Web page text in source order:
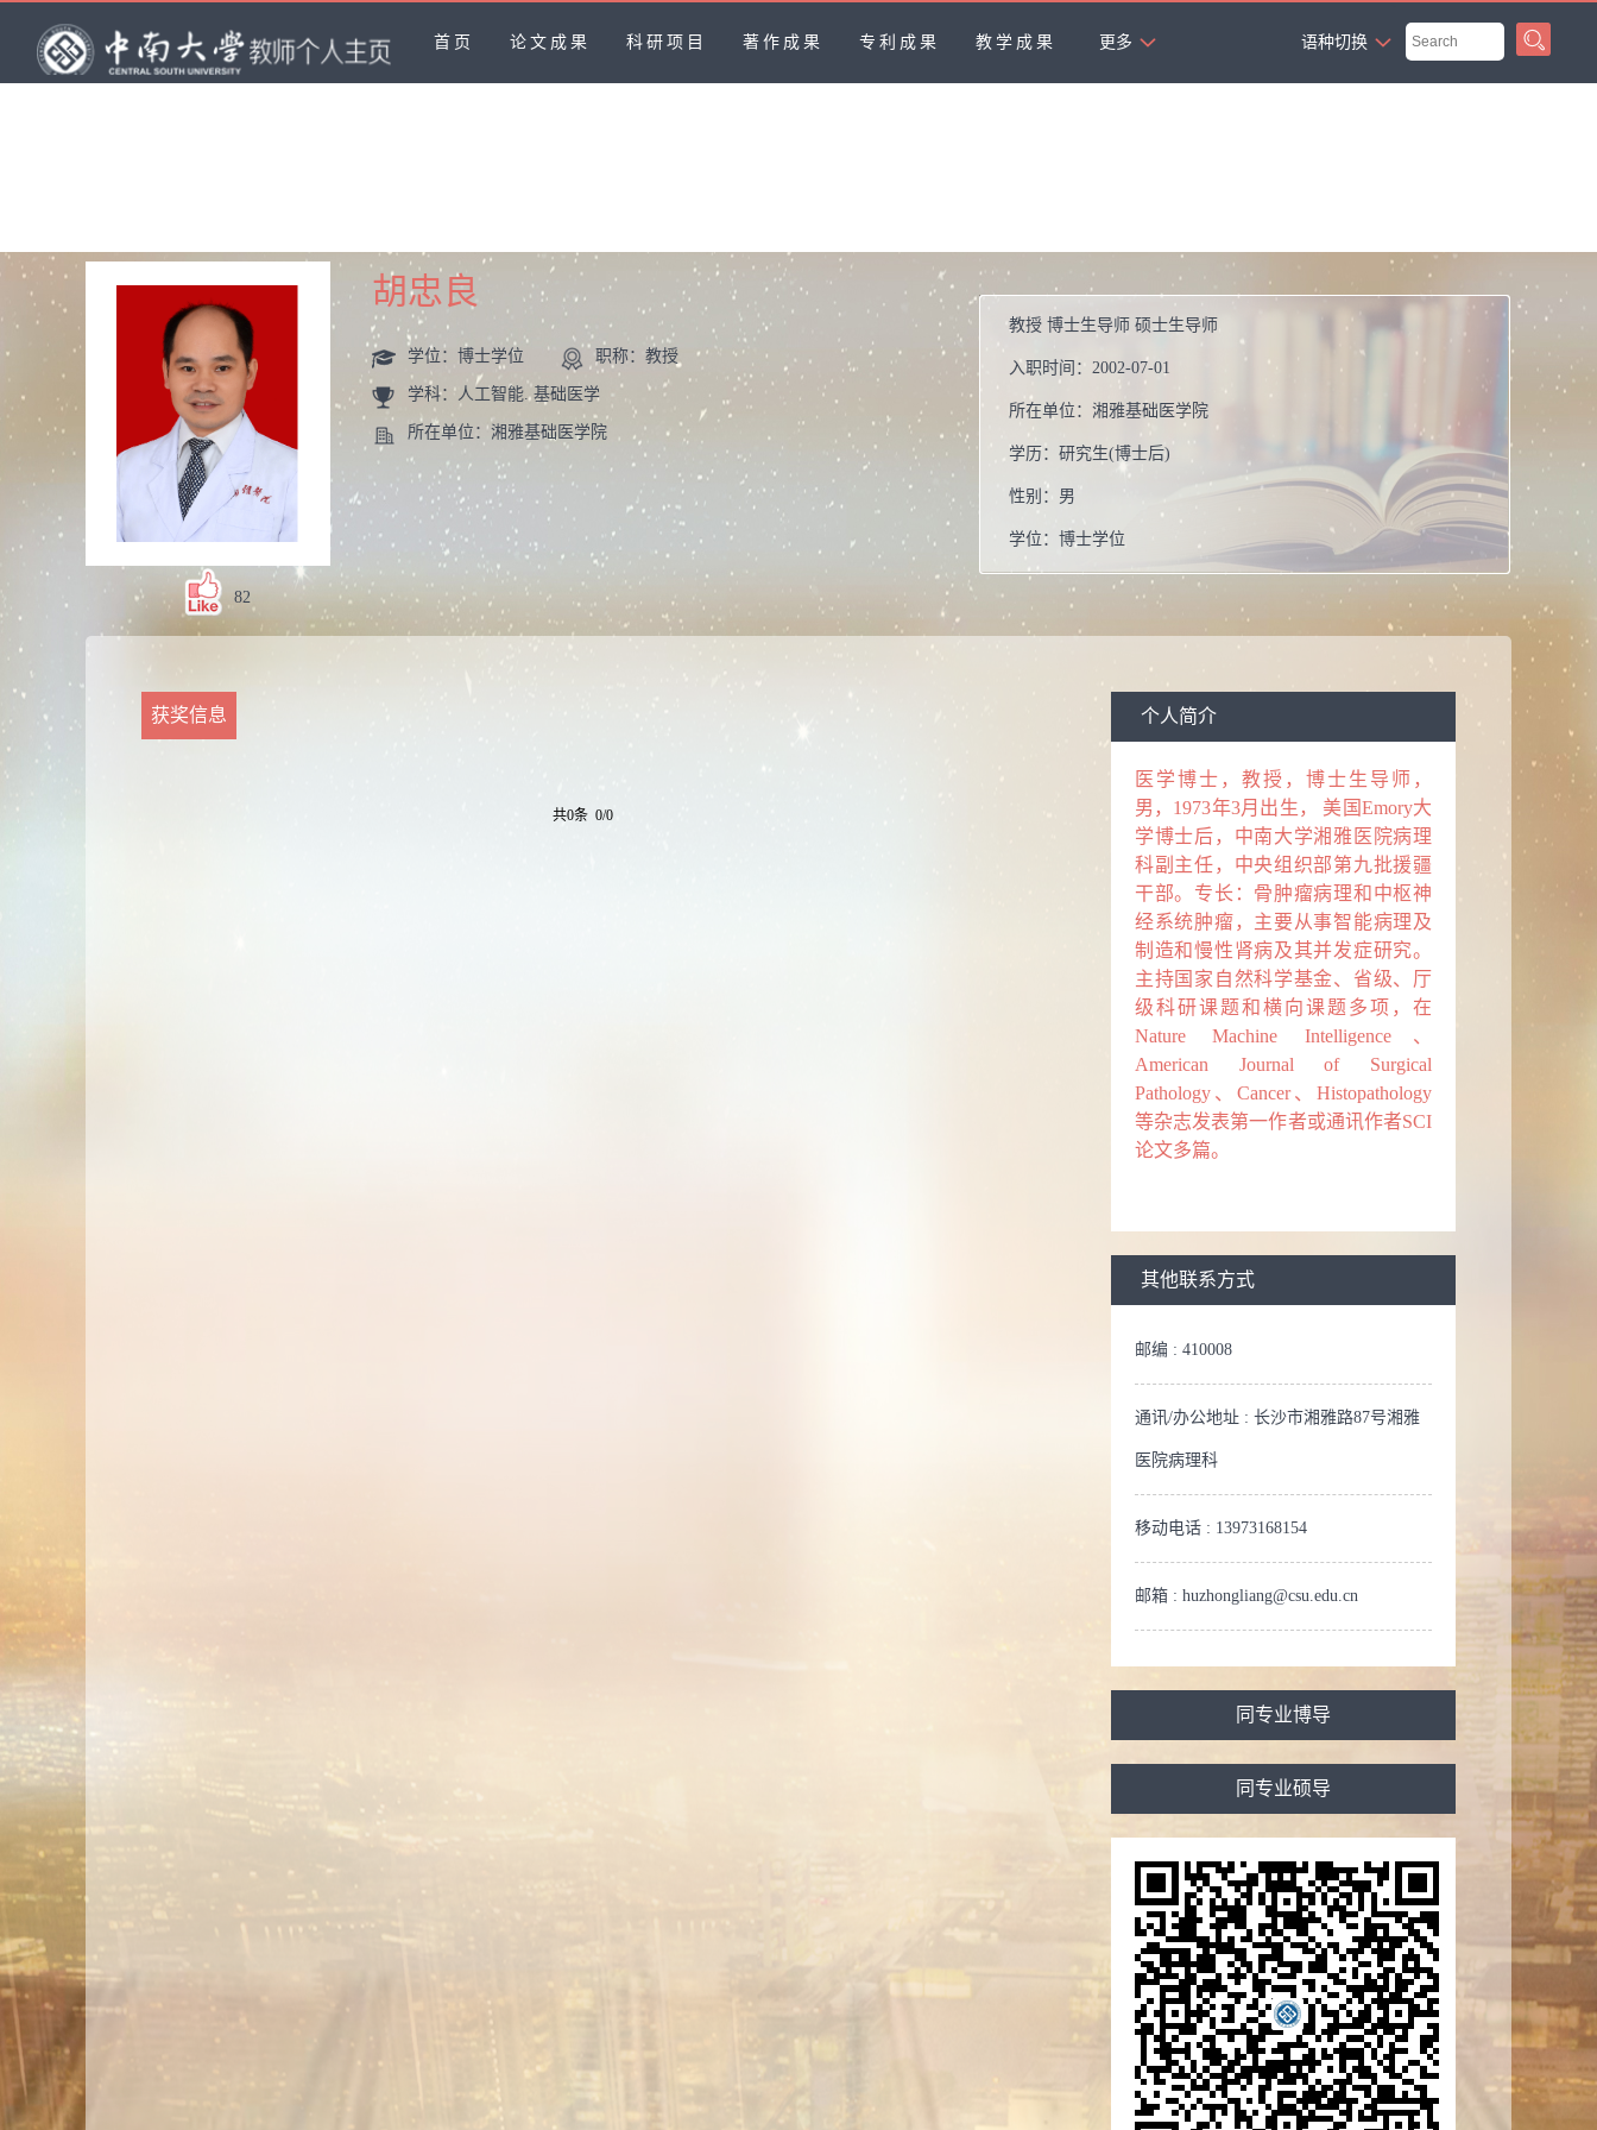
首页 论文成果 科研项目 著作成果 专利成果 教学成果 更多
语种切换
82
胡忠良
学位：博士学位 职称：教授
学科：人工智能. 基础医学
所在单位：湘雅基础医学院
教授 博士生导师 硕士生导师
入职时间： 2002-07-01
所在单位： 湘雅基础医学院
学历： 研究生(博士后)
性别： 男
学位： 博士学位
在职信息： 在职
毕业院校：
获奖信息
共0条 0/0
个人简介
医学博士，教授，博士生导师，
男， 1973年3月出生， 美国Emory大
学博士后，中南大学湘雅医院病理
科副主任， 中央组织部第九批援疆
干部。 专长：骨肿瘤病理和中枢神
经系统肿瘤，主要从事智能病理及
制造和慢性肾病及其并发症研究。
主持国家自然科学基金、省级、 厅
级科研课题和横向课题 多项，在
Nature Machine Intelligence、
American Journal of Surgical
Pathology、 Cancer、Histopathology
等杂志发表第一作者或通讯作者SCI
论文多篇。
其他联系方式
邮编 : 410008
通讯/办公地址 : 长沙市湘雅路87号湘雅
医院病理科
移动电话 : 13973168154
邮箱 : huzhongliang@csu.edu.cn
同专业博导
同专业硕导